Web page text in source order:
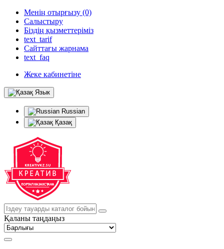
Менің отырғызу (0)
Салыстыру
Біздің қызметтеріміз
text_tarif
Сайттағы жарнама
text_faq
Жеке кабинетіне
Язык
Russian
Қазақ
Қаланы таңдаңыз